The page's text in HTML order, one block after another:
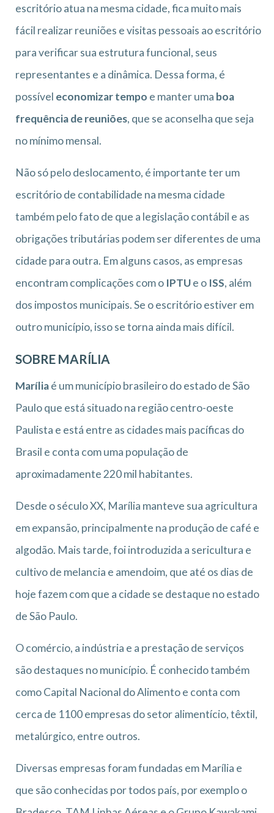
escritório atua na mesma cidade, fica muito mais
fácil realizar reuniões e visitas pessoais ao escritório
para verificar sua estrutura funcional, seus
representantes e a dinâmica. Dessa forma, é
possível economizar tempo e manter uma boa
frequência de reuniões, que se aconselha que seja
no mínimo mensal.
Não só pelo deslocamento, é importante ter um
escritório de contabilidade na mesma cidade
também pelo fato de que a legislação contábil e as
obrigações tributárias podem ser diferentes de uma
cidade para outra. Em alguns casos, as empresas
encontram complicações com o IPTUe o ISS, além
dos impostos municipais. Se o escritório estiver em
outro município, isso se torna ainda mais difícil.
SOBRE MARÍLIA
Maríliaé um município brasileiro do estado de São
Paulo que está situado na região centro-oeste
Paulista e está entre as cidades mais pacíficas do
Brasil e conta com uma população de
aproximadamente 220 mil habitantes.
Desde o século XX, Marília manteve sua agricultura
em expansão, principalmente na produção de café e
algodão. Mais tarde, foi introduzida a sericultura e
cultivo de melancia e amendoim, que até os dias de
hoje fazem com que a cidade se destaque no estado
de São Paulo.
O comércio, a indústria e a prestação de serviços
são destaques no município. É conhecido também
como Capital Nacional do Alimento e conta com
cerca de 1100 empresas do setor alimentício, têxtil,
metalúrgico, entre outros.
Diversas empresas foram fundadas em Marília e
que são conhecidas por todos país, por exemplo o